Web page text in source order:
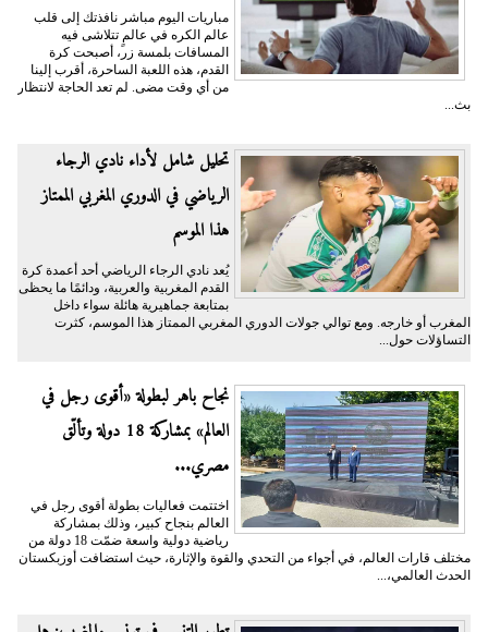
مباريات اليوم مباشر نافذتك إلى قلب
عالم الكره في عالمٍ تتلاشى فيه
المسافات بلمسة زر، أصبحت كرة
القدم، هذه اللعبة الساحرة، أقرب إلينا
من أي وقت مضى. لم تعد الحاجة لانتظار
بث...
تحليل شامل لأداء نادي الرجاء
الرياضي في الدوري المغربي الممتاز
هذا الموسم
يُعد نادي الرجاء الرياضي أحد أعمدة كرة
القدم المغربية والعربية، ودائمًا ما يحظى
بمتابعة جماهيرية هائلة سواء داخل
المغرب أو خارجه. ومع توالي جولات الدوري المغربي الممتاز هذا الموسم، كثرت
التساؤلات حول...
نجاح باهر لبطولة «أقوى رجل في
العالم» بمشاركة 18 دولة وتألّق
مصري...
اختتمت فعاليات بطولة أقوى رجل في
العالم بنجاح كبير، وذلك بمشاركة
رياضية دولية واسعة ضمّت 18 دولة من
مختلف قارات العالم، في أجواء من التحدي والقوة والإثارة، حيث استضافت أوزبكستان
الحدث العالمي،...